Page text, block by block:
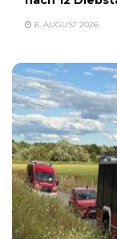
6. AUGUST 2026